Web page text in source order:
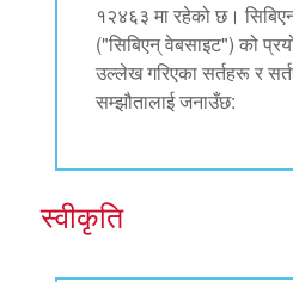
१२४६३ मा रहेको छ।
("सिबिएन् वेबसाइट") को
उल्लेख गरिएका सर्तहरू र
सम्झौतालाई जनाउँछ:
स्वीकृति